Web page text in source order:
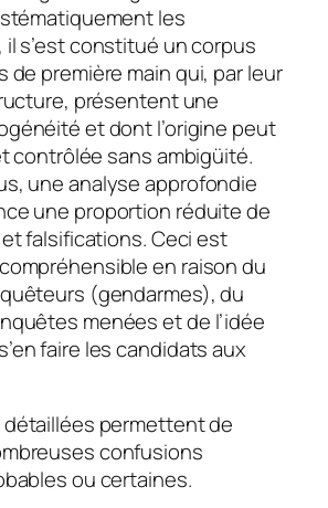
les
s’est constitué un corpus
de première main qui, par leur
présentent une
et dont l’origine peut
contrôlée sans ambigüité.
une analyse approfondie
une proportion réduite de
falsifications. Ceci est
en raison du
(gendarmes), du
menées et de l’idée
faire les candidats aux
permettent de
confusions
ou certaines.